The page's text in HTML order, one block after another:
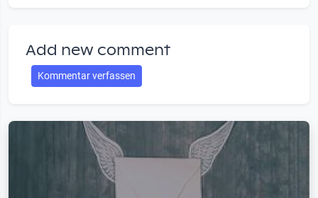
Add new comment
Kommentar verfassen